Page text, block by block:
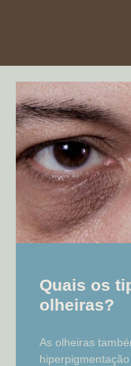
Quais os
olheiras?
As olheiras